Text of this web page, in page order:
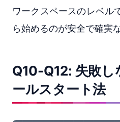
ワークスペースのレベル
ら始めるのが安全で確実
Q10-Q12: 失敗
ールスタート法